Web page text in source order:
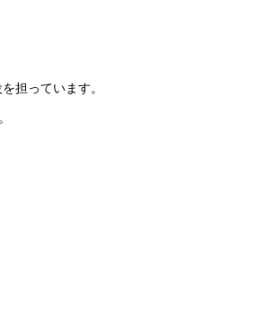
担っています。